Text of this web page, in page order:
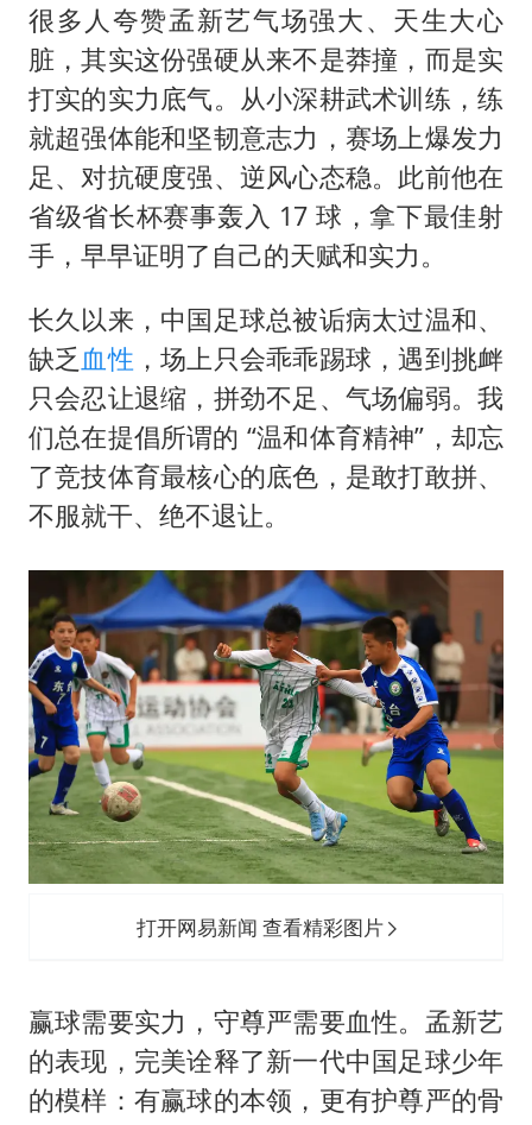
很多人夸赞孟新艺气场强大、天生大心
脏，其实这份强硬从来不是莽撞，而是实
打实的实力底气。从小深耕武术训练，练
就超强体能和坚韧意志力，赛场上爆发力
足、对抗硬度强、逆风心态稳。此前他在
省级省长杯赛事轰入 17 球，拿下最佳射
手，早早证明了自己的天赋和实力。
长久以来，中国足球总被诟病太过温和、
缺乏 血性 ，场上只会乖乖踢球，遇到挑衅
只会忍让退缩，拼劲不足、气场偏弱。我
们总在提倡所谓的 “温和体育精神”，却忘
了竞技体育最核心的底色，是敢打敢拼、
不服就干、绝不退让。
打开网易新闻 查看精彩图片
赢球需要实力，守尊严需要血性。孟新艺
的表现，完美诠释了新一代中国足球少年
的模样：有赢球的本领，更有护尊严的骨